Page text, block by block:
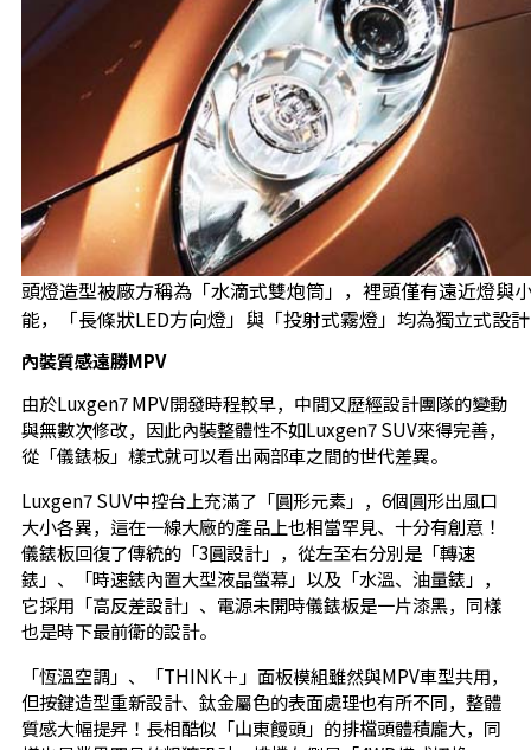
頭燈造型被廠方稱為「水滴式雙炮筒」，裡頭僅有遠近燈與
能，「長條狀LED方向燈」與「投射式霧燈」均為獨立式設
內裝質感遠勝MPV
由於Luxgen7 MPV開發時程較早，中間又歷經設計團隊的變動
與無數次修改，因此內裝整體性不如Luxgen7 SUV來得完善，
從「儀錶板」樣式就可以看出兩部車之間的世代差異。
Luxgen7 SUV中控台上充滿了「圓形元素」，6個圓形出風口
大小各異，這在一線大廠的產品上也相當罕見、十分有創意！
儀錶板回復了傳統的「3圓設計」，從左至右分別是「轉速
錶」、「時速錶內置大型液晶螢幕」以及「水溫、油量錶」，
它採用「高反差設計」、電源未開時儀錶板是一片漆黑，同樣
也是時下最前衛的設計。
「恆溫空調」、「THINK＋」面板模組雖然與MPV車型共用，
但按鍵造型重新設計、鈦金屬色的表面處理也有所不同，整體
質感大幅提昇！長相酷似「山東饅頭」的排檔頭體積龐大，同